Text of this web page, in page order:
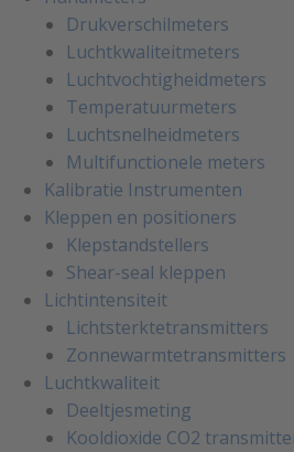
Drukverschilmeters
Luchtkwaliteitmeters
Luchtvochtigheidmeters
Temperatuurmeters
Luchtsnelheidmeters
Multifunctionele meters
Kalibratie Instrumenten
Kleppen en positioners
Klepstandstellers
Shear-seal kleppen
Lichtintensiteit
Lichtsterktetransmitters
Zonnewarmtetransmitters
Luchtkwaliteit
Deeltjesmeting
Kooldioxide CO2